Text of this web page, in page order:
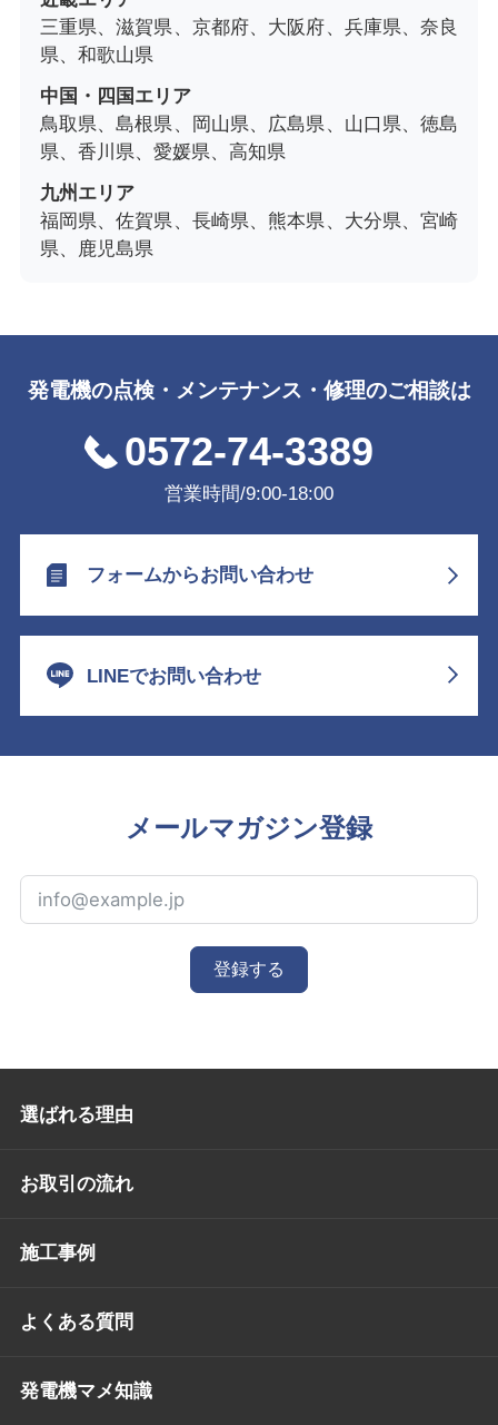
三重県、滋賀県、京都府、大阪府、兵庫県、奈良
県、和歌山県
中国・四国エリア
鳥取県、島根県、岡山県、広島県、山口県、徳島
県、香川県、愛媛県、高知県
九州エリア
福岡県、佐賀県、長崎県、熊本県、大分県、宮崎
県、鹿児島県
発電機の点検・メンテナンス・修理のご相談は
0572-74-3389
営業時間/9:00-18:00
フォームからお問い合わせ
LINEでお問い合わせ
メールマガジン登録
登録する
選ばれる理由
お取引の流れ
施工事例
よくある質問
発電機マメ知識